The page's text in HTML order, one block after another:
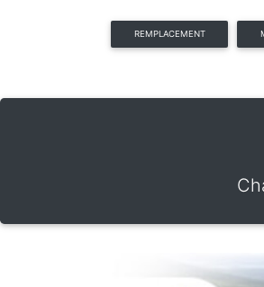
REMPLACEMENT